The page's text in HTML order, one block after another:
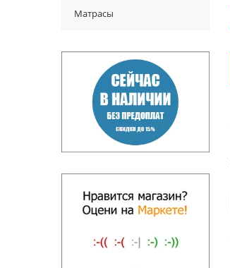
Матрасы